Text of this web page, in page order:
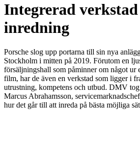
Integrerad
inredning
Porsche slog upp portarna till sin nya
Stockholm i mitten på 2019. Förutom en
försäljningshall som påminner om något ur
film, har de även en verkstad som ligger i
utrustning, kompetens och utbud. DMV tog
Marcus Abrahamsson,
hur det går till att inreda på bästa möjliga